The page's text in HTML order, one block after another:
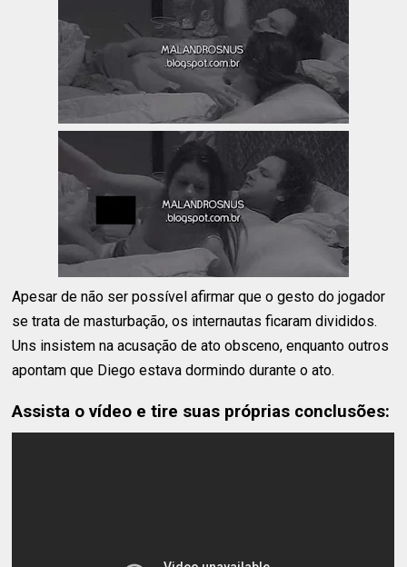
Apesar de não ser possível afirmar que o gesto do jogador
se trata de masturbação, os internautas ficaram divididos.
Uns insistem na acusação de ato obsceno, enquanto outros
apontam que Diego estava dormindo durante o ato.
Assista o vídeo e tire suas próprias conclusões: